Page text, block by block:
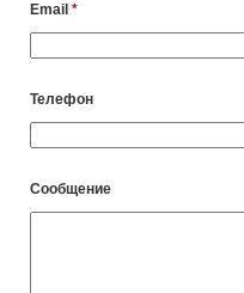
Email *
Телефон
Сообщение